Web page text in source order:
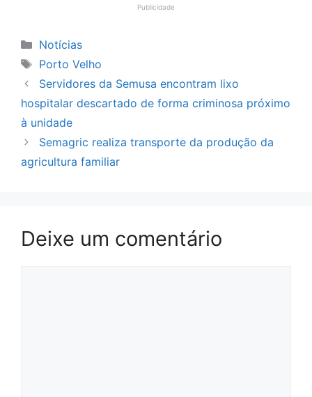
Publicidade
Categorias
Notícias
Tags
Porto Velho
Servidores da Semusa encontram lixo
hospitalar descartado de forma criminosa próximo
à unidade
Semagric realiza transporte da produção da
agricultura familiar
Deixe um comentário